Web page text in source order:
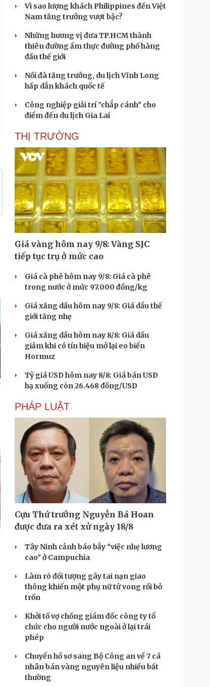
Vì sao lượng khách Philippines đến Việt
Nam tăng trưởng vượt bậc?
Những hương vị đưa TP.HCM thành
thiên đường ẩm thực đường phố hàng
đầu thế giới
Nối đà tăng trưởng, du lịch Vĩnh Long
hấp dẫn khách quốc tế
Công nghiệp giải trí "chắp cánh" cho
điểm đến du lịch Gia Lai
THỊ TRƯỜNG
Giá vàng hôm nay 9/8: Vàng SJC
tiếp tục trụ ở mức cao
Giá cà phê hôm nay 9/8: Giá cà phê
trong nước ở mức 97.000 đồng/kg
Giá xăng dầu hôm nay 9/8: Giá dầu thế
giới tăng nhẹ
Giá xăng dầu hôm nay 8/8: Giá dầu
giảm khi có tín hiệu mở lại eo biển
Hormuz
Tỷ giá USD hôm nay 8/8: Giá bán USD
hạ xuống còn 26.468 đồng/USD
PHÁP LUẬT
Cựu Thứ trưởng Nguyễn Bá Hoan
được đưa ra xét xử ngày 18/8
Tây Ninh cảnh báo bẫy "việc nhẹ lương
cao" ở Campuchia
Làm rõ đối tượng gây tai nạn giao
thông khiến một phụ nữ tử vong rồi bỏ
trốn
Khởi tố vợ chồng giám đốc công ty tổ
chức cho người nước ngoài ở lại trái
phép
Chuyển hồ sơ sang Bộ Công an về 7 cá
nhân bán vàng nguyên liệu nhiều bất
thường